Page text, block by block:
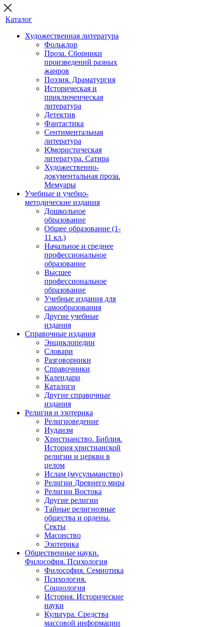
Каталог
Художественная литература
Фольклор
Проза. Сборники
произведений разных
жанров
Поэзия. Драматургия
Историческая и
приключенческая
литература
Детектив
Фантастика
Сентиментальная
литература
Юмористическая
литература. Сатира
Художественно-
документальная проза.
Мемуары
Учебные и учебно-
методические издания
Дошкольное
образование
Общее образование (1-
11 кл.)
Начальное и среднее
профессиональное
образование
Высшее
профессиональное
образование
Учебные издания для
самообразования
Другие учебные
издания
Справочные издания
Энциклопедии
Словари
Разговорники
Справочники
Календари
Каталоги
Другие справочные
издания
Религия и эзотерика
Религиоведение
Иудаизм
Христианство. Библия.
История христианской
религии и церкви в
целом
Ислам (мусульманство)
Религии Древнего мира
Религии Востока
Другие религии
Тайные религиозные
общества и ордены.
Секты
Масонство
Эзотерика
Общественные науки.
Философия. Психология
Философия. Семиотика
Психология.
Социология
История. Исторические
науки
Культура. Средства
массовой информации